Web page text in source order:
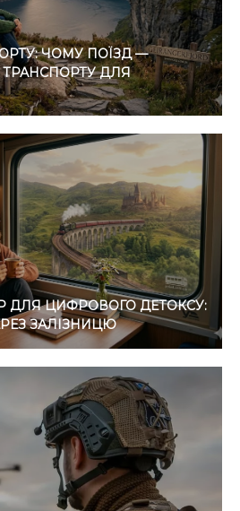
ЧОМУ ПОЇЗД —
ДЛЯ
ДЛЯ ЦИФРОВОГО ДЕТОКСУ:
ЗАЛІЗНИЦЮ